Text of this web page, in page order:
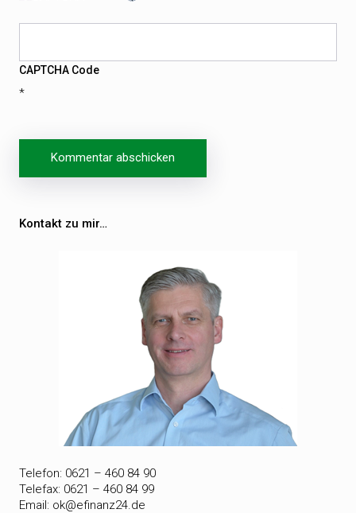
CAPTCHA Code
*
Beitragsnavigation
Kontakt zu mir…
Telefon: 0621 – 460 84 90
Telefax: 0621 – 460 84 99
Email: ok@efinanz24.de